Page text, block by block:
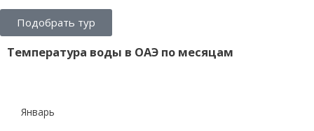
Подобрать тур
Температура воды в ОАЭ по месяцам
Январь